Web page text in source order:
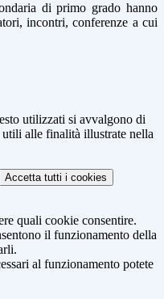
di primo grado hanno
incontri, conferenze a cui
utilizzati si avvalgono di
alle finalità illustrate nella
Accetta tutti i cookies
quali cookie consentire.
il funzionamento della
al funzionamento potete